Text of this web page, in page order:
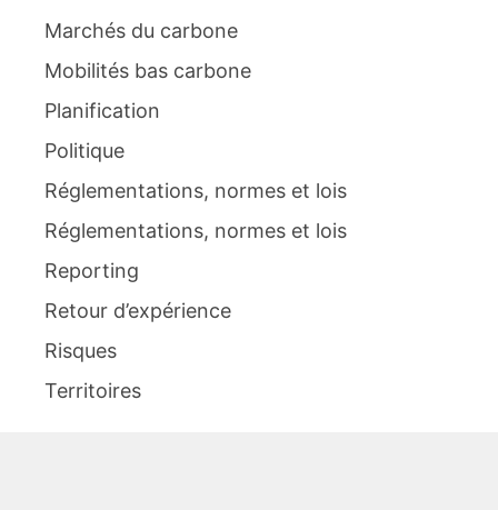
Marchés du carbone
Mobilités bas carbone
Planification
Politique
Réglementations, normes et lois
Réglementations, normes et lois
Reporting
Retour d’expérience
Risques
Territoires